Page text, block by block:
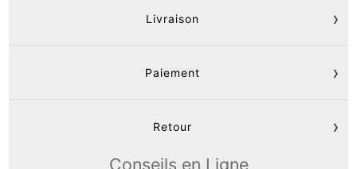
Livraison
Paiement
Retour
Conseils en Ligne